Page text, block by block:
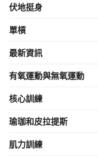
伏地挺身
單槓
最新資訊
有氧運動與無氧運動
核心訓練
瑜珈和皮拉提斯
肌力訓練